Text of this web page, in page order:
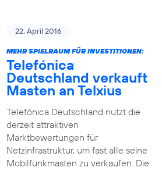
22. April 2016
MEHR SPIELRAUM FÜR INVESTITIONEN:
Telefónica
Deutschland verkauft
Masten an Telxius
Telefónica Deutschland nutzt die
derzeit attraktiven
Marktbewertungen für
Netzinfrastruktur, um fast alle seine
Mobilfunkmasten zu verkaufen. Die